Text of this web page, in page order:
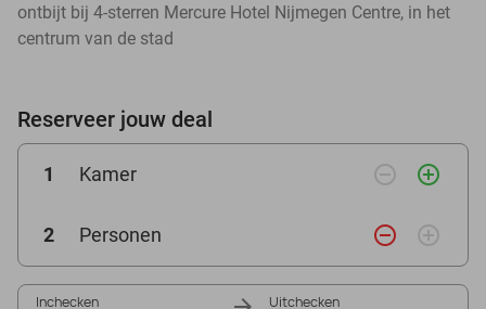
ontbijt bij 4-sterren Mercure Hotel Nijmegen Centre, in het
centrum van de stad
Reserveer jouw deal
1 Kamer remove_circle_outline add_circle_outline
2 Personen remove_circle_outline add_circle_outline
Inchecken Uitchecken